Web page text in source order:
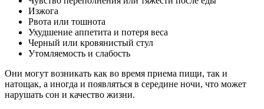
Изжога
Рвота или тошнота
Ухудшение аппетита и потеря веса
Черный или кровянистый стул
Утомляемость и слабость
Они могут возникать как во время приема пищи, так и
натощак, а иногда и появляться в середине ночи, что может
нарушать сон и качество жизни.